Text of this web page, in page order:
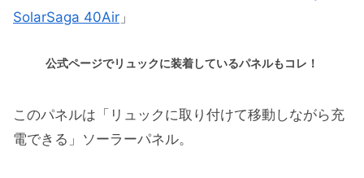
SolarSaga 40Air 」
公式ページでリュックに装着しているパネルもコレ！
このパネルは「リュックに取り付けて移動しながら充
電できる」ソーラーパネル。